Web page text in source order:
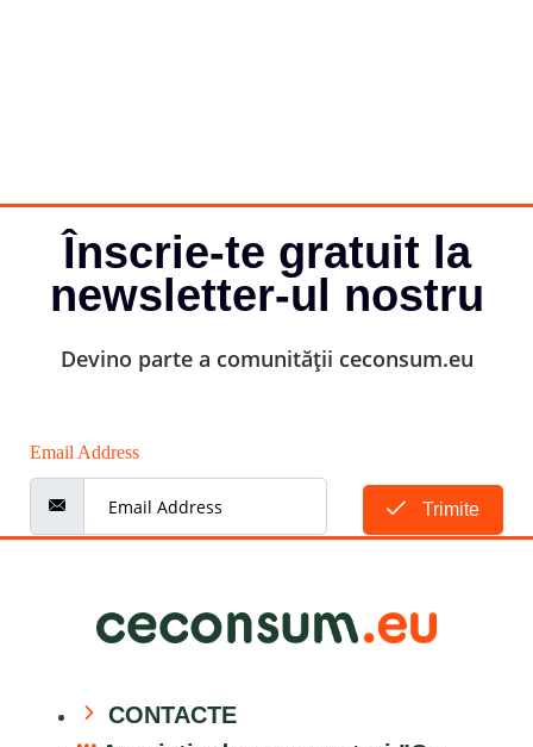
Înscrie-te gratuit la
newsletter-ul nostru
Devino parte a comunității ceconsum.eu
Email Address
Trimite
CONTACTE